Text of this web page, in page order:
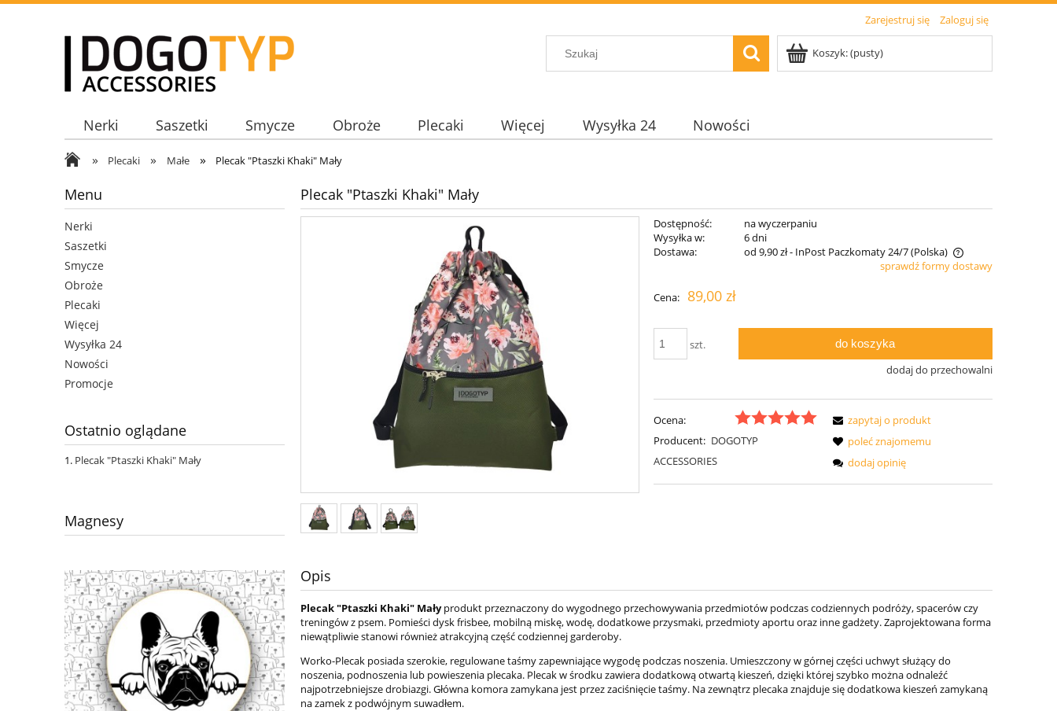
Zarejestruj się Zaloguj się
Koszyk:(pusty)
Nerki Saszetki Smycze Obroże Plecaki Więcej Wysyłka 24 Nowości
» Plecaki » Małe » Plecak "Ptaszki Khaki" Mały
Menu
Nerki
Saszetki
Smycze
Obroże
Plecaki
Więcej
Wysyłka 24
Nowości
Promocje
Ostatnio oglądane
Plecak "Ptaszki Khaki" Mały
Magnesy
Plecak "Ptaszki Khaki" Mały
Dostępność:
na wyczerpaniu
Wysyłka w:
6 dni
Dostawa:
od 9,90 zł- InPost Paczkomaty 24/7(Polska)
sprawdź formy dostawy
Cena: 89,00 zł
szt. do koszyka
dodaj do przechowalni
Ocena:
Producent: DOGOTYP
ACCESSORIES
zapytaj o produkt
poleć znajomemu
dodaj opinię
Opis
Plecak "Ptaszki Khaki" Małyprodukt przeznaczony do wygodnego przechowywania przedmiotów podczas codziennych podróży, spacerów czy
treningów z psem. Pomieści dysk frisbee, mobilną miskę, wodę, dodatkowe przysmaki, przedmioty aportu oraz inne gadżety. Zaprojektowana forma
niewątpliwie stanowi również atrakcyjną część codziennej garderoby.
Worko-Plecak posiada szerokie, regulowane taśmy zapewniające wygodę podczas noszenia. Umieszczony w górnej części uchwyt służący do
noszenia, podnoszenia lub powieszenia plecaka. Plecak w środku zawiera dodatkową otwartą kieszeń, dzięki której szybko można odnaleźć
najpotrzebniejsze drobiazgi. Główna komora zamykana jest przez zaciśnięcie taśmy. Na zewnątrz plecaka znajduje się dodatkowa kieszeń zamykaną
na zamek z podwójnym suwadłem.